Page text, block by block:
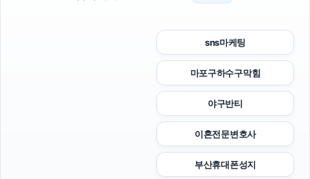
sns마케팅
마포구하수구막힘
야구반티
이혼전문변호사
부산휴대폰성지